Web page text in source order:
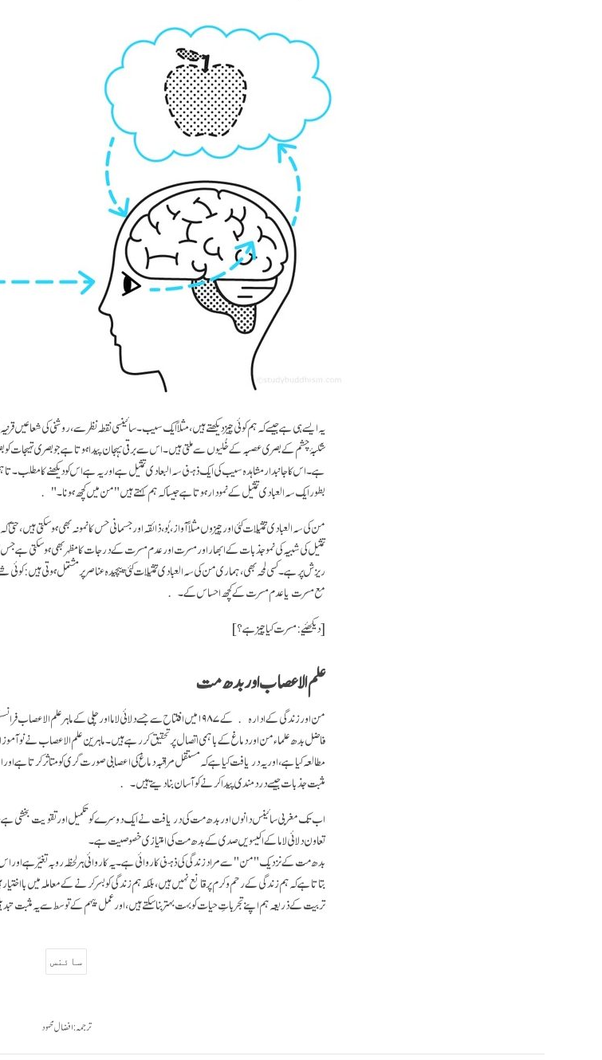
یہ ایسے ہی ہے جیسے کہ ہم کوئی چیز دیکھتے ہیں، مثلاً ایک سیب۔ سائینسی نقطہ نظر سے، روشنی کی
شکبۂ چشم کے بصری عصبہ کے خُلیوں سے ملتی ہیں۔ اس سے برقی ہیجان پیدا ہوتا ہے جو بصری تہیجات کو
ہے۔ اس کا جانبدار مشاہدہ سیب کی ایک ذہنی سہ البعادی تمثیل ہے اور یہ ہے اس کو دیکھنے کا
بطور ایک سہ العبادی تمثیل کے نمودار ہوتا ہے جیسا کہ ہم کہتے ہیں "من میں کچھ ہونا۔"
من کی سہ العبادی تمثیلات کئی اور چیزوں مثلاً آواز، بُو، ذائقہ اور جسمانی حس کا نمونہ بھی ہو سکتی
تمثیل کی شبیہ کی نمو جذبات کے ابھار اور مسرت اور عدم مسرت کے درجات کا مظہر بھی ہو سکتی
ریزش پر ہے۔ کسی لمحہ بھی، ہماری من کی سہ العبادی تمثیلات کئی پیچیدہ عناصر پر مشتمل ہوتی ہیں:
مع مسرت یا عدم مسرت کے کچھ احساس کے۔
[دیکھئیے: مسرت کیا چیز ہے؟]
علم الاعصاب اور بدھ مت
من اور زندگی کے ادارہ کے ۱۹۸۷ میں افتتاح سے جسے دلائی لاما اور چلی کے ماہر
فاضل بدھ علماء من اور دماغ کے باہمی اتصال پر تحقیق کر رہے ہیں۔ ماہرین علم الاعصاب نے نو آموز
مطالعہ کیا ہے، اور یہ دریافت کیا ہے کہ مستقل مراقبہ دماغ کی اعصابی صورت گری کو متاثر کرتا
مثبت جذبات جیسے درد مندی پیدا کرنے کو آسان بنا دیتے ہیں۔
اب تک مغربی سائینس دانوں اور بدھ مت کی دریافت نے ایک دوسرے کو تکمیل اور تقویت بخشی ہے،
تعاون دلائی لاما کے اکیسویں صدی کے بدھ مت کی امتیازی خصوصیت ہے۔
بدھ مت کے نزدیک "من" سے مراد زندگی کی ذہنی کاروائی ہے۔ یہ کاروائی ہر لحظہ رو بہ تغیّر ہے
بتاتا ہے کہ ہم زندگی کے رحم و کرم پر قانع نہیں ہیں، بلکہ ہم زندگی کو بسر کرنے کے معاملہ میں با
تربیت کے ذریعہ ہم اپنے تجرباتِ حیات کو بہت بہتر بنا سکتے ہیں، اور عمل پیہم کے توسط سے یہ مثبت
سائنس
ترجمہ: افضال محمود